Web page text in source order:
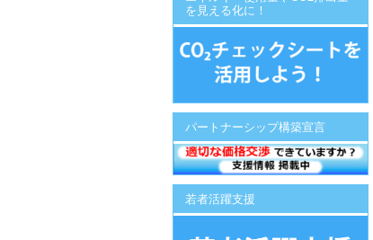
を見える化に！
パートナーシップ構築宣言
若者活躍支援